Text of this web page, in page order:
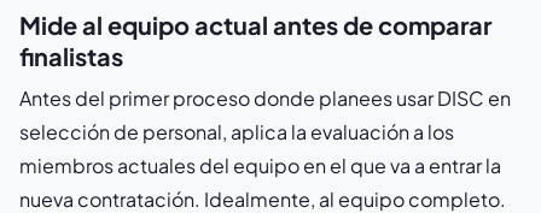
Mide al equipo actual antes de comparar
finalistas
Antes del primer proceso donde planees usar DISC en
selección de personal, aplica la evaluación a los
miembros actuales del equipo en el que va a entrar la
nueva contratación. Idealmente, al equipo completo.